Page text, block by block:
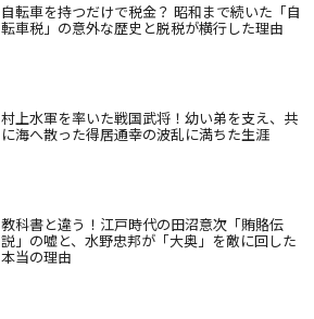
自転車を持つだけで税金？ 昭和まで続いた「自
転車税」の意外な歴史と脱税が横行した理由
村上水軍を率いた戦国武将！幼い弟を支え、共
に海へ散った得居通幸の波乱に満ちた生涯
教科書と違う！江戸時代の田沼意次「賄賂伝
説」の嘘と、水野忠邦が「大奥」を敵に回した
本当の理由